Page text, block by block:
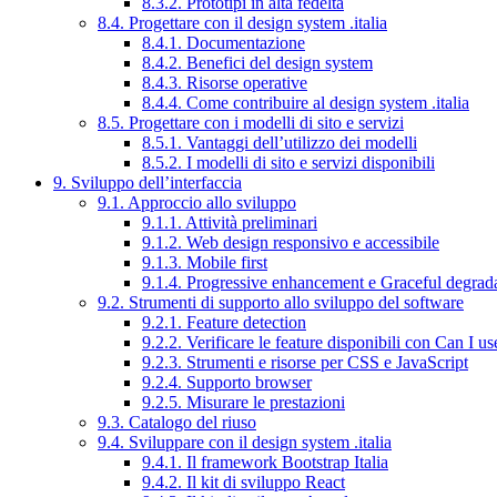
8.4. Progettare con il design system .italia
8.4.1. Documentazione
8.4.2. Benefici del design system
8.4.3. Risorse operative
8.4.4. Come contribuire al design system .italia
8.5. Progettare con i modelli di sito e servizi
8.5.1. Vantaggi dell’utilizzo dei modelli
8.5.2. I modelli di sito e servizi disponibili
9. Sviluppo dell’interfaccia
9.1. Approccio allo sviluppo
9.1.1. Attività preliminari
9.1.2. Web design responsivo e accessibile
9.1.3. Mobile first
9.1.4. Progressive enhancement e Graceful
9.2. Strumenti di supporto allo sviluppo del software
9.2.1. Feature detection
9.2.2. Verificare le feature disponibili con Can I
9.2.3. Strumenti e risorse per CSS e JavaScript
9.2.4. Supporto browser
9.2.5. Misurare le prestazioni
9.3. Catalogo del riuso
9.4. Sviluppare con il design system .italia
9.4.1. Il framework Bootstrap Italia
9.4.2. Il kit di sviluppo React